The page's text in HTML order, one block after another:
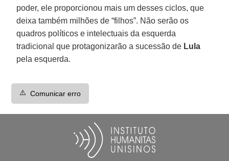
poder, ele proporcionou mais um desses ciclos, que
deixa também milhões de “filhos”. Não serão os
quadros políticos e intelectuais da esquerda
tradicional que protagonizarão a sucessão de Lula
pela esquerda.
⚠️ Comunicar erro